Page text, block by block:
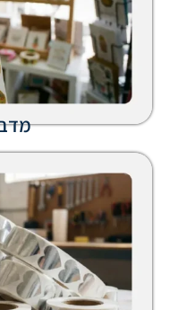
מדבקות נייר זהב